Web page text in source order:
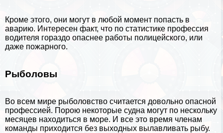
Кроме этого, они могут в любой момент попасть в
аварию. Интересен факт, что по статистике профессия
водителя гораздо опаснее работы полицейского, или
даже пожарного.
Рыболовы
Во всем мире рыболовство считается довольно опасной
профессией. Порою некоторые судна могут по нескольку
месяцев находиться в море. И все это время члeнам
комaнды приходится без выходных вылавливать рыбу.